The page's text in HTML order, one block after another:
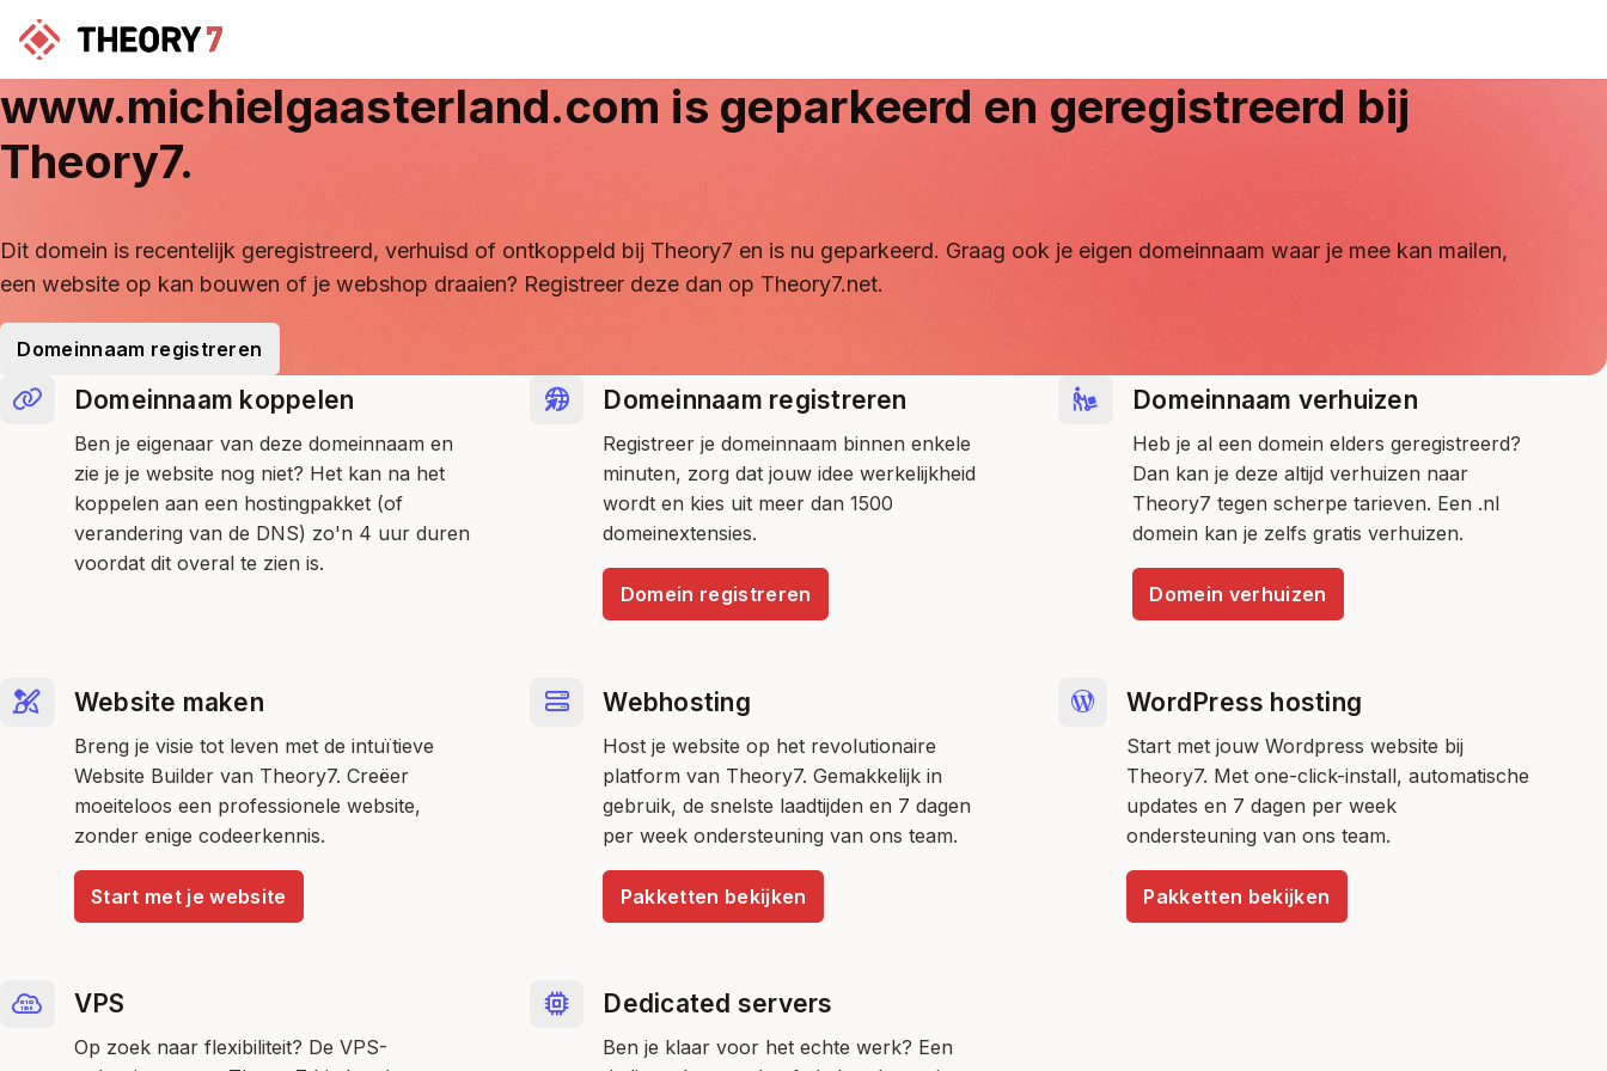
www.michielgaasterland.com is geparkeerd en geregistreerd bij
Theory7.
Dit domein is recentelijk geregistreerd, verhuisd of ontkoppeld bij Theory7 en is nu geparkeerd. Graag ook je eigen domeinnaam waar je mee kan mailen,
een website op kan bouwen of je webshop draaien? Registreer deze dan op Theory7.net.
Domeinnaam registreren
Domeinnaam koppelen
Ben je eigenaar van deze domeinnaam en
zie je je website nog niet? Het kan na het
koppelen aan een hostingpakket (of
verandering van de DNS) zo'n 4 uur duren
voordat dit overal te zien is.
Domeinnaam registreren
Registreer je domeinnaam binnen enkele
minuten, zorg dat jouw idee werkelijkheid
wordt en kies uit meer dan 1500
domeinextensies.
Domein registreren
Domeinnaam verhuizen
Heb je al een domein elders geregistreerd?
Dan kan je deze altijd verhuizen naar
Theory7 tegen scherpe tarieven. Een .nl
domein kan je zelfs gratis verhuizen.
Domein verhuizen
Website maken
Breng je visie tot leven met de intuïtieve
Website Builder van Theory7. Creëer
moeiteloos een professionele website,
zonder enige codeerkennis.
Start met je website
Webhosting
Host je website op het revolutionaire
platform van Theory7. Gemakkelijk in
gebruik, de snelste laadtijden en 7 dagen
per week ondersteuning van ons team.
Pakketten bekijken
WordPress hosting
Start met jouw Wordpress website bij
Theory7. Met one-click-install, automatische
updates en 7 dagen per week
ondersteuning van ons team.
Pakketten bekijken
VPS
Op zoek naar flexibiliteit? De VPS-
Dedicated servers
Ben je klaar voor het echte werk? Een